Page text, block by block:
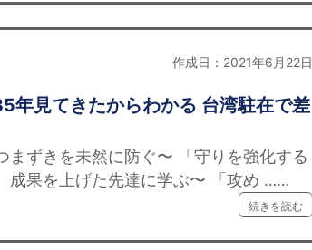
作成日：2021年6月22日
年見てきたからわかる 台湾駐在で差
まずきを未然に防ぐ〜 「守りを強化する
果を上げた先達に学ぶ〜 「攻め ……
続きを読む